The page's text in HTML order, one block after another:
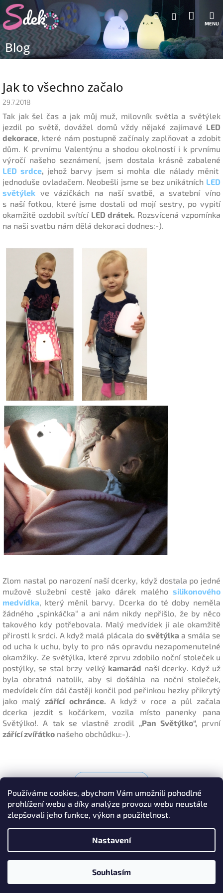
Používáme cookies, abychom Vám umožnili pohodlné
prohlížení webu a díky analýze provozu webu neustále
zlepšovali jeho funkce, výkon a použitelnost.
Nastavení
Souhlasím
Přejít
na
obsah
HledatPřihlášení
košík
Blog
Jak to všechno začalo
29.7.2018
Tak jak šel čas a jak můj muž, milovník světla a světýlek
jezdil po světě, dovážel domů vždy nějaké zajímavé LED
dekorace, které nám postupně začínaly zaplňovat a zdobit
dům. K prvnímu Valentýnu a shodou okolností i k prvnímu
výročí našeho seznámení, jsem dostala krásně zabalené
LED srdce, jehož barvy jsem si mohla dle nálady měnit
jednoduše ovladačem. Neobešli jsme se bez unikátních LED
světýlek ve vázičkách na naší svatbě, a svatební víno
s naší fotkou, které jsme dostali od mojí sestry, po vypití
okamžitě ozdobil svítící LED drátek. Rozsvícená vzpomínka
na naši svatbu nám dělá dekoraci dodnes:-).
Zlom nastal po narození naší dcerky, když dostala po jedné
mužově služební cestě jako dárek malého silikonového
medvídka, který měnil barvy. Dcerka do té doby neměla
žádného „spinkáčka“ a ani nám nikdy nepřišlo, že by něco
takového kdy potřebovala. Malý medvídek jí ale okamžitě
přirostl k srdci. A když malá plácala do světýlkaa smála se
od ucha k uchu, byly to pro nás opravdu nezapomenutelné
okamžiky. Ze světýlka, které zprvu zdobilo noční stoleček u
postýlky, se stal brzy velký kamarád naší dcerky. Když už
byla obratná natolik, aby si došáhla na noční stoleček,
medvídek čím dál častěji končil pod peřinkou hezky přikrytý
jako malýzářící ochránce. A když v roce a půl začala
dcerka jezdit s kočárkem, vozila místo panenky pana
Světýlko!. A tak se vlastně zrodil „Pan Světýlko“, první
zářící zvířátko našeho obchůdku:-).
Doprava a platby Obchodní podmínky
Facebook
Focení miminek - Praha
Copyright 2026Sdeko, světelné dekorace
práva vyhrazena.